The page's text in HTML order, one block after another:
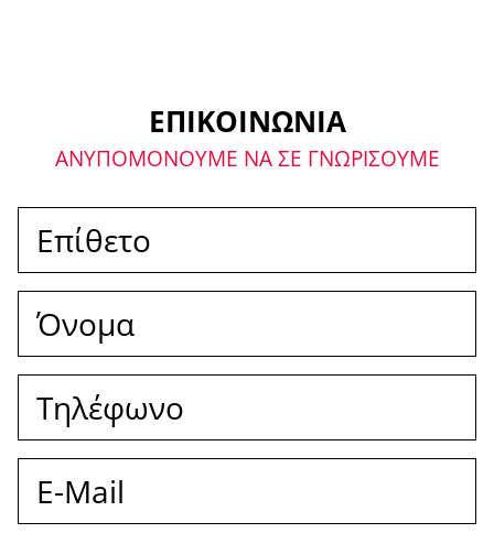
ΕΠΙΚΟΙΝΩΝΙΑ
ΑΝΥΠΟΜΟΝΟΥΜΕ ΝΑ ΣΕ ΓΝΩΡΙΣΟΥΜΕ